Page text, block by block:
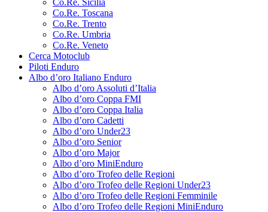
Co.Re. Toscana
Co.Re. Trento
Co.Re. Umbria
Co.Re. Veneto
Cerca Motoclub
Piloti Enduro
Albo d’oro Italiano Enduro
Albo d’oro Assoluti d’Italia
Albo d’oro Coppa FMI
Albo d’oro Coppa Italia
Albo d’oro Cadetti
Albo d’oro Under23
Albo d’oro Senior
Albo d’oro Major
Albo d’oro MiniEnduro
Albo d’oro Trofeo delle Regioni
Albo d’oro Trofeo delle Regioni Under23
Albo d’oro Trofeo delle Regioni Femminile
Albo d’oro Trofeo delle Regioni MiniEnduro